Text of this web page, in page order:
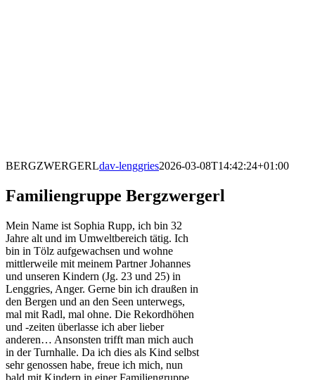
BERGZWERGERLdav-lenggries2026-03-08T14:42:24+01:00
Familiengruppe Bergzwergerl
Mein Name ist Sophia Rupp, ich bin 32
Jahre alt und im Umweltbereich tätig. Ich
bin in Tölz aufgewachsen und wohne
mittlerweile mit meinem Partner Johannes
und unseren Kindern (Jg. 23 und 25) in
Lenggries, Anger. Gerne bin ich draußen in
den Bergen und an den Seen unterwegs,
mal mit Radl, mal ohne. Die Rekordhöhen
und -zeiten überlasse ich aber lieber
anderen… Ansonsten trifft man mich auch
in der Turnhalle. Da ich dies als Kind selbst
sehr genossen habe, freue ich mich, nun
bald mit Kindern in einer Familiengruppe